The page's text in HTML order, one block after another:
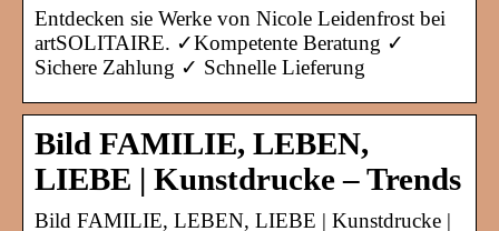
Entdecken sie Werke von Nicole Leidenfrost bei
artSOLITAIRE. ✓Kompetente Beratung ✓
Sichere Zahlung ✓ Schnelle Lieferung
Bild FAMILIE, LEBEN,
LIEBE | Kunstdrucke – Trends
Bild FAMILIE, LEBEN, LIEBE | Kunstdrucke |